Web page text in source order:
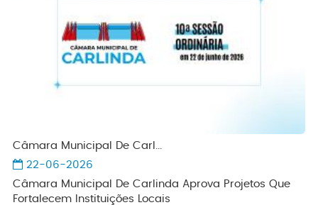
Câmara Municipal De Carl...
22-06-2026
Câmara Municipal De Carlinda Aprova Projetos Que
Fortalecem Instituições Locais